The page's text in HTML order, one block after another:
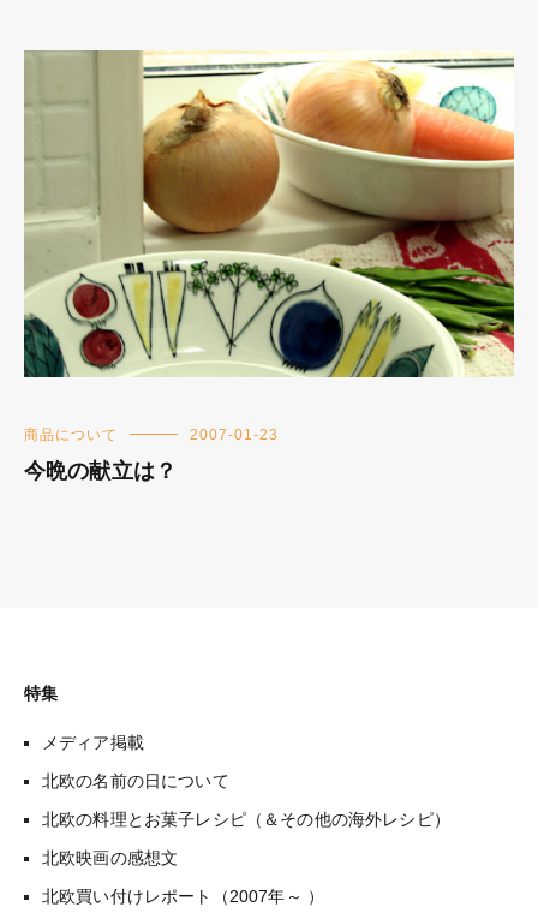
商品について 2007-01-23
今晩の献立は？
特集
メディア掲載
北欧の名前の日について
北欧の料理とお菓子レシピ（＆その他の海外レシピ）
北欧映画の感想文
北欧買い付けレポート（2007年～ ）